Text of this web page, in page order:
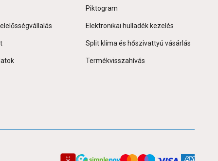
Piktogram
Elektronikai hulladék kezelés
Split klíma és hőszivattyú vásárlás
Termékvisszahívás